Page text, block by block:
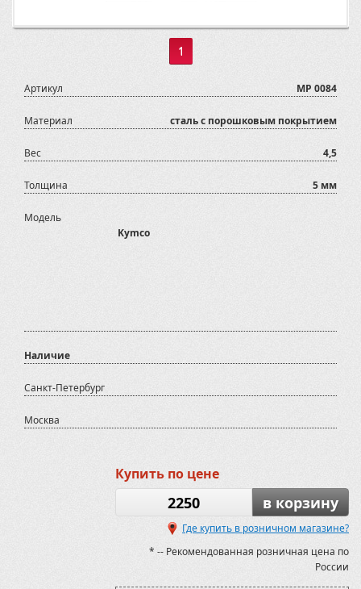
1
Артикул MP 0084
Материал сталь с порошковым покрытием
Вес 4,5
Толщина 5 мм
Модель
Kymco
Наличие
Санкт-Петербург
Москва
Купить по цене
2250 в корзину
Где купить в розничном магазине?
* -- Рекомендованная розничная цена по
России